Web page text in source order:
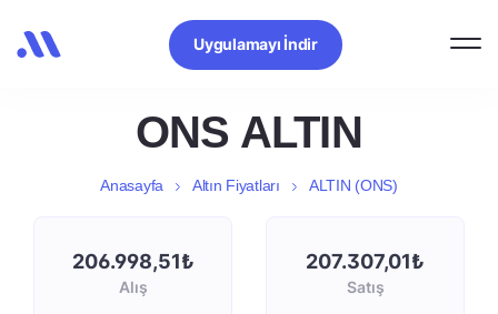
Uygulamayı İndir
ONS ALTIN
Anasayfa Altın Fiyatları ALTIN (ONS)
206.998,51₺
Alış
207.307,01₺
Satış